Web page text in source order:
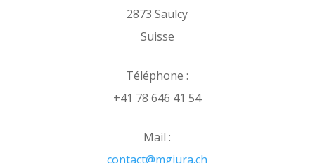
2873 Saulcy
Suisse
Téléphone :
+41 78 646 41 54
Mail :
contact@mgjura.ch